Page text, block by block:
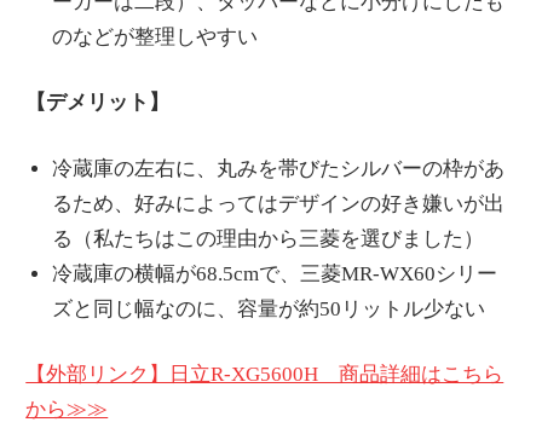
のなどが整理しやすい
【デメリット】
冷蔵庫の左右に、丸みを帯びたシルバーの枠があ
るため、好みによってはデザインの好き嫌いが出
る（私たちはこの理由から三菱を選びました）
冷蔵庫の横幅が68.5cmで、三菱MR-WX60シリー
ズと同じ幅なのに、容量が約50リットル少ない
【外部リンク】日立R-XG5600H 商品詳細はこちら
から≫≫